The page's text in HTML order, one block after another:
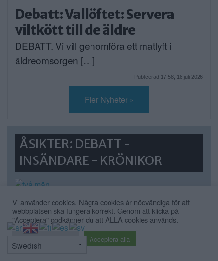
Debatt: Vallöftet: Servera
viltkött till de äldre
DEBATT. Vi vill genomföra ett matlyft i
äldreomsorgen […]
Publicerad 17:58, 18 juli 2026
Fler Nyheter »
ÅSIKTER: DEBATT -
INSÄNDARE - KRÖNIKOR
Debatt: C: Så förvandlar vi
Strandvägen till en grön oas
DEBATT. Strandvägen är i dag en av
Stockholms […]
Vi använder cookies. Några cookies är nödvändiga för att
webbplatsen ska fungera korrekt. Genom att klicka på
"Acceptera" godkänner du att ALLA cookies används.
Acceptera alla